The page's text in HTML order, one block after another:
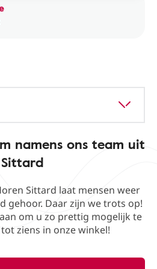
namens ons team uit
Sittard
Sittard laat mensen weer
gehoor. Daar zijn we trots op!
om u zo prettig mogelijk te
ziens in onze winkel!